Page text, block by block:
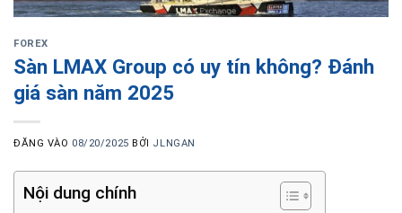
FOREX
Sàn LMAX Group có uy tín không? Đánh
giá sàn năm 2025
ĐĂNG VÀO 08/20/2025 BỞI JLNGAN
Nội dung chính